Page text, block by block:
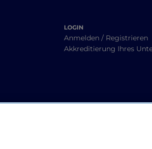
LOGIN
Anmelden / Registrieren
Akkreditierung Ihres